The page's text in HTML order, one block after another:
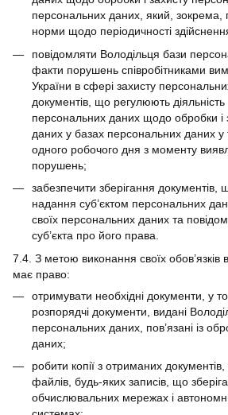
персональних даних, який, зокрема,
норми щодо періодичності
повідомляти Володільця бази
факти порушень співробітниками
України в сфері захисту
документів, що регулюють
персональних даних щодо обробки і
даних у базах персональних даних у
одного робочого дня з моменту
порушень;
забезпечити зберігання документів,
надання суб’єктом персональних
своїх персональних даних та
суб’єкта про його права.
7.4. З метою виконання своїх обов’язків
має право:
отримувати необхідні документи, у
розпорядчі документи, видані
персональних даних, пов’язані із
даних;
робити копії з отриманих документів,
файлів, будь-яких записів, що
обчислювальних мережах і